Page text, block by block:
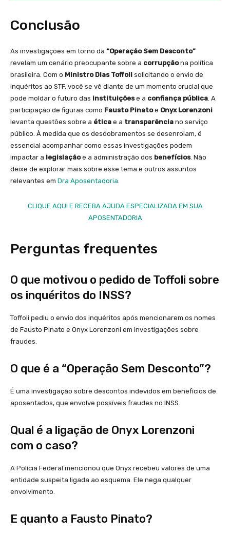
Conclusão
As investigações em torno da “Operação Sem Desconto”
revelam um cenário preocupante sobre a corrupçãona política
brasileira. Com o Ministro Dias Toffoli solicitando o envio de
inquéritos ao STF, você se vê diante de um momento crucial que
pode moldar o futuro das instituiçõese a confiança pública. A
participação de figuras como Fausto Pinatoe Onyx Lorenzoni
levanta questões sobre a ética e a transparência no serviço
público. À medida que os desdobramentos se desenrolam, é
essencial acompanhar como essas investigações podem
impactar a legislaçãoe a administração dos benefícios. Não
deixe de explorar mais sobre esse tema e outros assuntos
relevantes em Dra Aposentadoria.
CLIQUE AQUI E RECEBA AJUDA ESPECIALIZADA EM SUA
APOSENTADORIA
Perguntas frequentes
O que motivou o pedido de Toffoli sobre
os inquéritos do INSS?
Toffoli pediu o envio dos inquéritos após mencionarem os nomes
de Fausto Pinato e Onyx Lorenzoni em investigações sobre
fraudes.
O que é a “Operação Sem Desconto”?
É uma investigação sobre descontos indevidos em benefícios de
aposentados, que envolve possíveis fraudes no INSS.
Qual é a ligação de Onyx Lorenzoni
com o caso?
A Polícia Federal mencionou que Onyx recebeu valores de uma
entidade suspeita ligada ao esquema. Ele nega qualquer
envolvimento.
E quanto a Fausto Pinato?